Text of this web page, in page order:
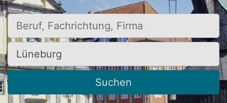
Beruf, Fachrichtung, Firma
Ort, Stadt
Suchen